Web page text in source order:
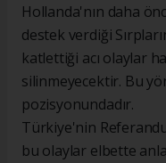
Hollanda'nın daha
destek verdiği
katlettiği acı olaylar
silinmeyecektir. Bu
pozisyonundadır.
Türkiye'nin
bu olaylar elbette